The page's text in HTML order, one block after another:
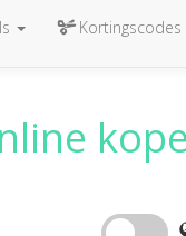
Kortingscodes